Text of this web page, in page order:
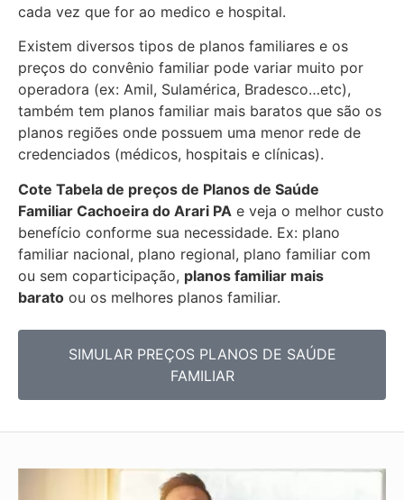
cada vez que for ao medico e hospital.
Existem diversos tipos de planos familiares e os
preços do convênio familiar pode variar muito por
operadora (ex: Amil, Sulamérica, Bradesco…etc),
também tem planos familiar mais baratos que são os
planos regiões onde possuem uma menor rede de
credenciados (médicos, hospitais e clínicas).
Cote Tabela de preços de Planos de Saúde
Familiar Cachoeira do Arari PA e veja o melhor custo
benefício conforme sua necessidade. Ex: plano
familiar nacional, plano regional, plano familiar com
ou sem coparticipação, planos familiar mais
barato ou os melhores planos familiar.
SIMULAR PREÇOS PLANOS DE SAÚDE
FAMILIAR